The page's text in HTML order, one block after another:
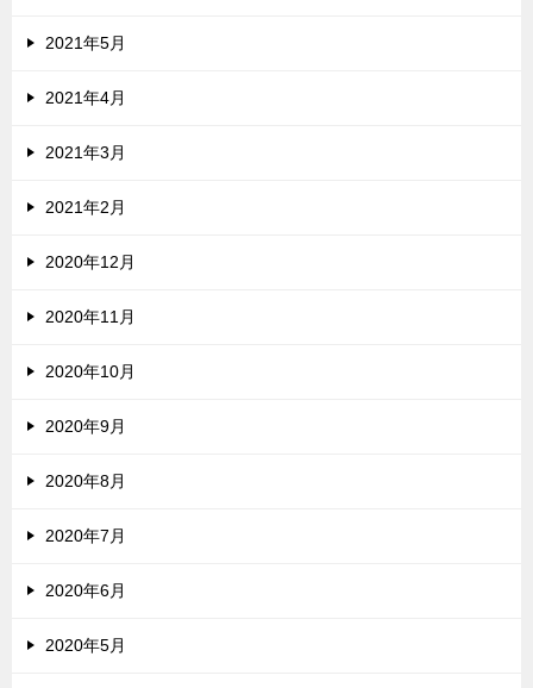
2021年5月
2021年4月
2021年3月
2021年2月
2020年12月
2020年11月
2020年10月
2020年9月
2020年8月
2020年7月
2020年6月
2020年5月